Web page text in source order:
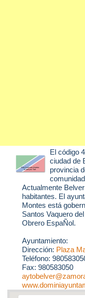
El código
ciudad de
provincia
Actualmente
habitantes. El
Montes está
Santos Vaquero
Obrero EspaÑol.
Ayuntamiento:
Dirección: Plaza
Teléfono:
Fax: 980583050